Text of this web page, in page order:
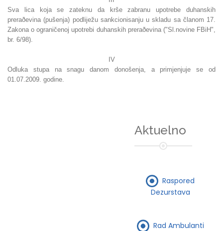
Sva lica koja se zateknu da krše zabranu upotrebe duhanskih
preraðevina (pušenja) podliježu sankcionisanju u skladu sa članom 17.
Zakona o ograničenoj upotrebi duhanskih preraðevina ("Sl.novine FBiH",
br. 6/98).
IV
Odluka stupa na snagu danom donošenja, a primjenjuje se od
01.07.2009. godine.
Aktuelno
Raspored
Dezurstava
Rad Ambulanti